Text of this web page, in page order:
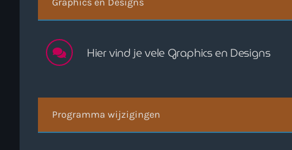
Hier vind je vele Graphics en Designs
Programma wijzigingen